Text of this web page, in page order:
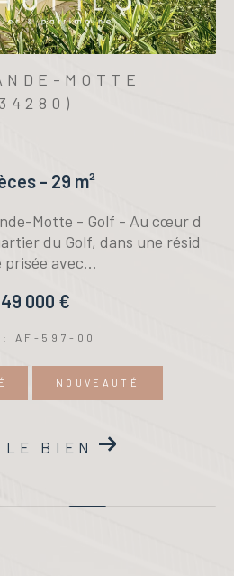
MOTTE
- 29 m²
Motte - Golf - Au cœur d
du Golf, dans une résid
prisée avec...
000 €
: AF-597-00
NOUVEAUTÉ
LE BIEN